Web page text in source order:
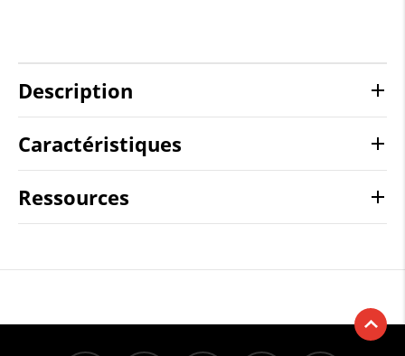
Description
Caractéristiques
Ressources